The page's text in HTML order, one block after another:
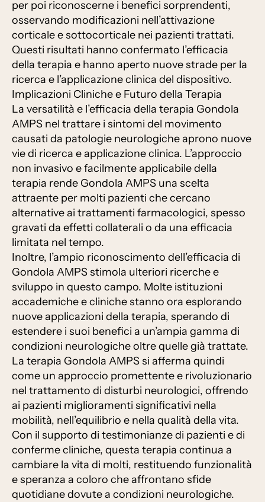
per poi riconoscerne i benefici sorprendenti,
osservando modificazioni nell’attivazione
corticale e sottocorticale nei pazienti trattati.
Questi risultati hanno confermato l’efficacia
della terapia e hanno aperto nuove strade per la
ricerca e l’applicazione clinica del dispositivo.
Implicazioni Cliniche e Futuro della Terapia
La versatilità e l’efficacia della terapia Gondola
AMPS nel trattare i sintomi del movimento
causati da patologie neurologiche aprono nuove
vie di ricerca e applicazione clinica. L’approccio
non invasivo e facilmente applicabile della
terapia rende Gondola AMPS una scelta
attraente per molti pazienti che cercano
alternative ai trattamenti farmacologici, spesso
gravati da effetti collaterali o da una efficacia
limitata nel tempo.
Inoltre, l’ampio riconoscimento dell’efficacia di
Gondola AMPS stimola ulteriori ricerche e
sviluppo in questo campo. Molte istituzioni
accademiche e cliniche stanno ora esplorando
nuove applicazioni della terapia, sperando di
estendere i suoi benefici a un’ampia gamma di
condizioni neurologiche oltre quelle già trattate.
La terapia Gondola AMPS si afferma quindi
come un approccio promettente e rivoluzionario
nel trattamento di disturbi neurologici, offrendo
ai pazienti miglioramenti significativi nella
mobilità, nell’equilibrio e nella qualità della vita.
Con il supporto di testimonianze di pazienti e di
conferme cliniche, questa terapia continua a
cambiare la vita di molti, restituendo funzionalità
e speranza a coloro che affrontano sfide
quotidiane dovute a condizioni neurologiche.